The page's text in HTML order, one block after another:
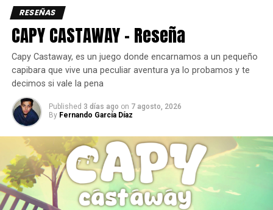
correctamente este recurso es clave para sacar el máximo
provecho del personaje ya que requiere de dos barras de
energía.
RESEÑAS
CAPY CASTAWAY – Reseña
Capy Castaway, es un juego donde encarnamos a un pequeño
capibara que vive una peculiar aventura ya lo probamos y te
decimos si vale la pena
Published 3 días ago on 7 agosto, 2026
By Fernando García Díaz